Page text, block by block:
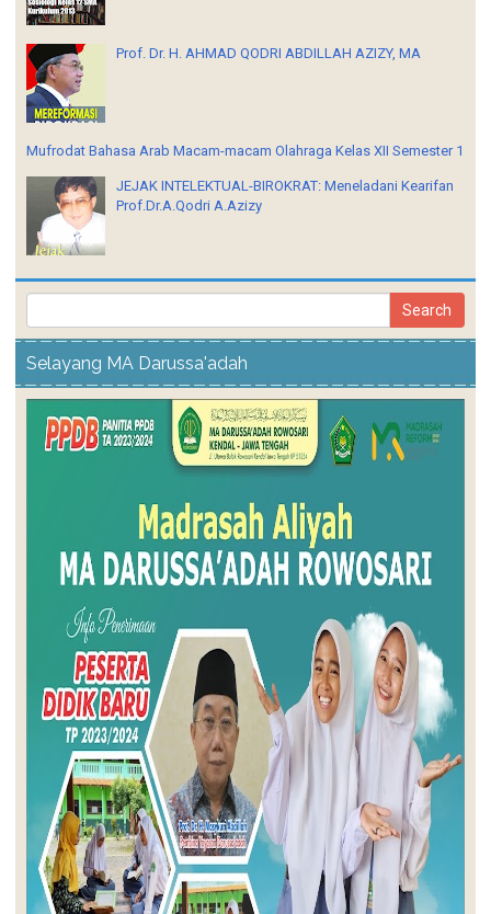
Prof. Dr. H. AHMAD QODRI ABDILLAH AZIZY, MA
Mufrodat Bahasa Arab Macam-macam Olahraga Kelas XII Semester 1
JEJAK INTELEKTUAL-BIROKRAT: Meneladani Kearifan
Prof.Dr.A.Qodri A.Azizy
Selayang MA Darussa'adah